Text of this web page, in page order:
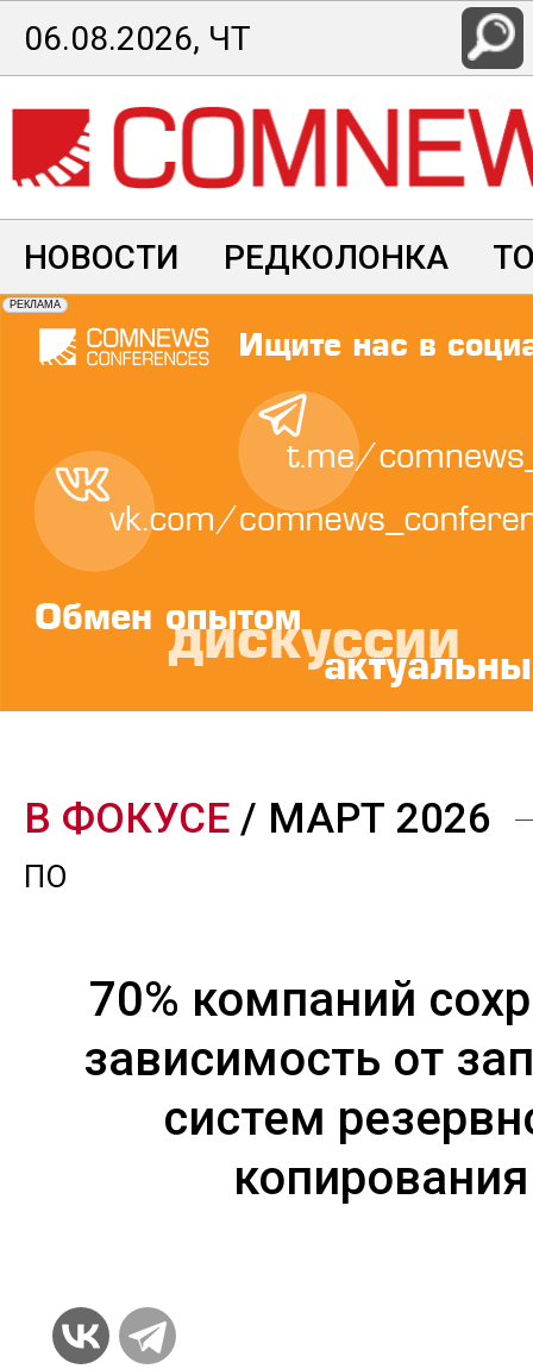
Перейти
к
основному
содержанию
06.08.2026, ЧТ
НОВОСТИ РЕДКОЛОНКА
В ФОКУСЕ / МАРТ 2026
ПО
70% компаний
зависимость от
систем
копирования